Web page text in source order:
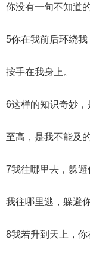
你没有一句不知道的
5你在我前后环绕我
按手在我身上。
6这样的知识奇妙，
至高，是我不能及的
7我往哪里去，躲避
我往哪里逃，躲避
8我若升到天上，你